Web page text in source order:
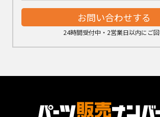
お問い合わせする
24時間受付中・2営業日以内にご